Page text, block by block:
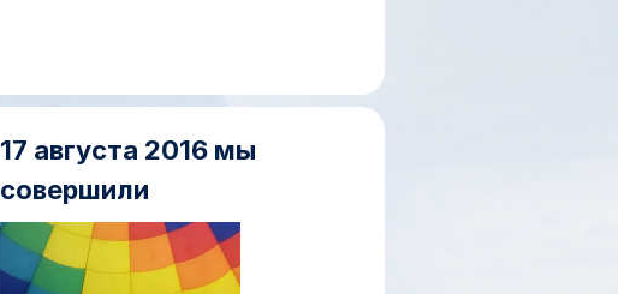
17 августа 2016 мы
совершили